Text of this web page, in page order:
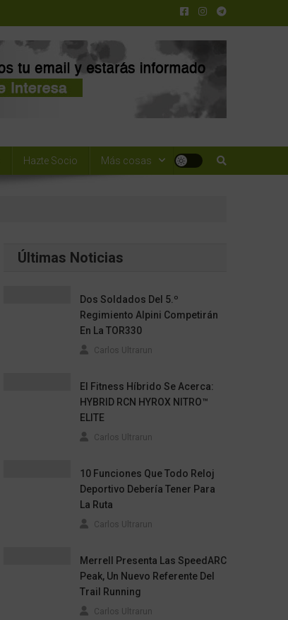
Hazte Socio Más cosas
Últimas Noticias
Dos Soldados Del 5.º
Regimiento Alpini Competirán
En La TOR330
Carlos Ultrarun
El Fitness Híbrido Se Acerca:
HYBRID RCN HYROX NITRO™
ELITE
Carlos Ultrarun
10 Funciones Que Todo Reloj
Deportivo Debería Tener Para
La Ruta
Carlos Ultrarun
Merrell Presenta Las SpeedARC
Peak, Un Nuevo Referente Del
Trail Running
Carlos Ultrarun